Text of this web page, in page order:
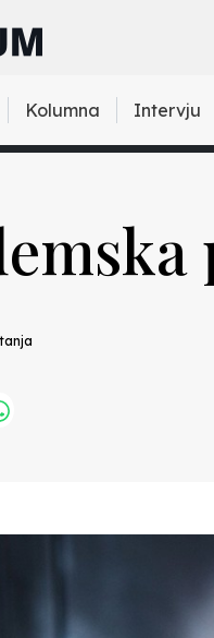
Kolumna Intervju